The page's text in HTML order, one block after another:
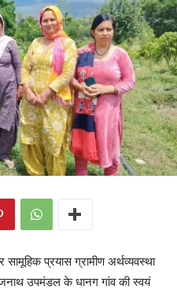
प्रयास ग्रामीण अर्थव्यवस्था
उपमंडल के धानग गांव की स्वयं